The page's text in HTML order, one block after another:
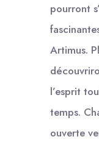
pourront
Artimus.
l’esprit
temps.
ouverte